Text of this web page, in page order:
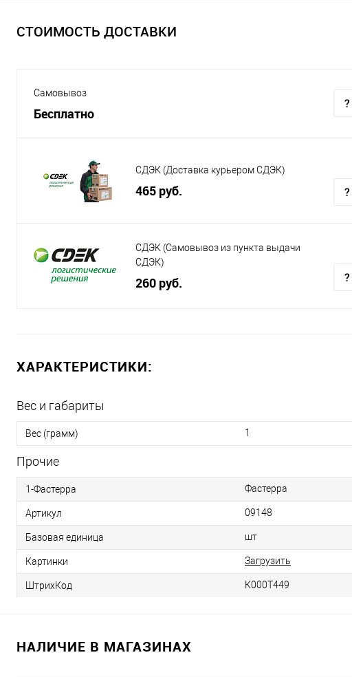
СТОИМОСТЬ ДОСТАВКИ
Самовывоз
Бесплатно
СДЭК (Доставка курьером СДЭК)
465 руб.
СДЭК (Самовывоз из пункта выдачи
СДЭК)
260 руб.
ХАРАКТЕРИСТИКИ:
Вес и габариты
Вес (грамм) 1
Прочие
1-Фастерра Фастерра
Артикул 09148
Базовая единица шт
Картинки Загрузить
ШтрихКод К000Т449
НАЛИЧИЕ В МАГАЗИНАХ